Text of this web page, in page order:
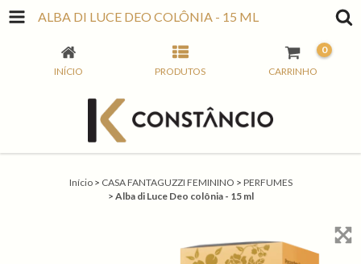
ALBA DI LUCE DEO COLÔNIA - 15 ML
INÍCIO PRODUTOS CARRINHO
0
Início > CASA FANTAGUZZI FEMININO > PERFUMES
> Alba di Luce Deo colônia - 15 ml